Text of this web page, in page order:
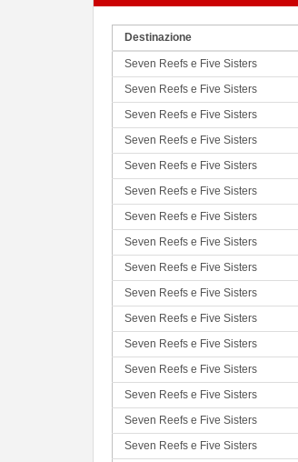
Destinazione
Seven Reefs e Five Sisters
Seven Reefs e Five Sisters
Seven Reefs e Five Sisters
Seven Reefs e Five Sisters
Seven Reefs e Five Sisters
Seven Reefs e Five Sisters
Seven Reefs e Five Sisters
Seven Reefs e Five Sisters
Seven Reefs e Five Sisters
Seven Reefs e Five Sisters
Seven Reefs e Five Sisters
Seven Reefs e Five Sisters
Seven Reefs e Five Sisters
Seven Reefs e Five Sisters
Seven Reefs e Five Sisters
Seven Reefs e Five Sisters